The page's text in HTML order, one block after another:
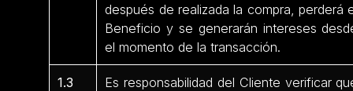
después de realizada la compra, perderá
Beneficio y se generarán intereses
el momento de la transacción.
1.3
Es responsabilidad del Cliente verificar